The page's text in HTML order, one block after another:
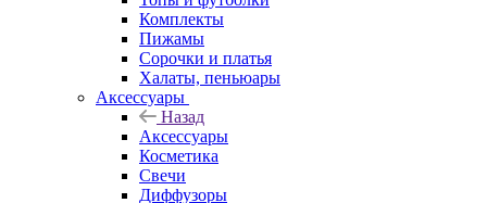
Комплекты
Пижамы
Сорочки и платья
Халаты, пеньюары
Аксессуары
Назад
Аксессуары
Косметика
Свечи
Диффузоры